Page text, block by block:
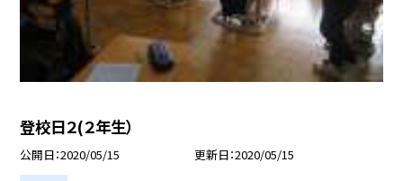
登校日２(２年生）
公開日 2020/05/15 更新日 2020/05/15